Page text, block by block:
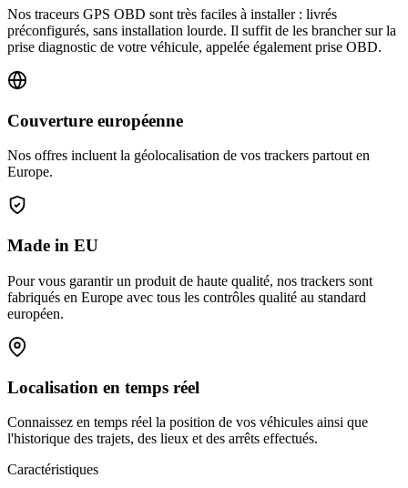
Nos traceurs GPS OBD sont très faciles à installer : livrés
préconfigurés, sans installation lourde. Il suffit de les brancher sur la
prise diagnostic de votre véhicule, appelée également prise OBD.
Couverture européenne
Nos offres incluent la géolocalisation de vos trackers partout en
Europe.
Made in EU
Pour vous garantir un produit de haute qualité, nos trackers sont
fabriqués en Europe avec tous les contrôles qualité au standard
européen.
Localisation en temps réel
Connaissez en temps réel la position de vos véhicules ainsi que
l'historique des trajets, des lieux et des arrêts effectués.
Caractéristiques